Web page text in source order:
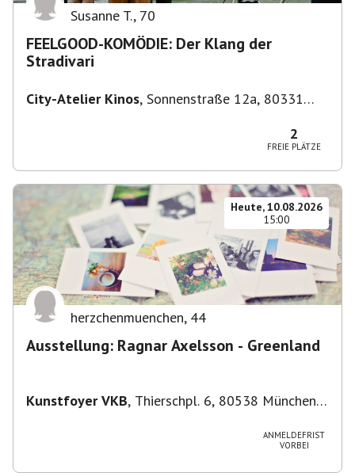
Susanne T., 70
FEELGOOD-KOMÖDIE: Der Klang der
Stradivari
City-Atelier Kinos, Sonnenstraße 12a, 80331
2
FREIE PLÄTZE
Heute, 10.08.2026
15:00
herzchenmuenchen, 44
Ausstellung: Ragnar Axelsson - Greenland
Kunstfoyer VKB, Thierschpl. 6, 80538 München,
ANMELDEFRIST
VORBEI